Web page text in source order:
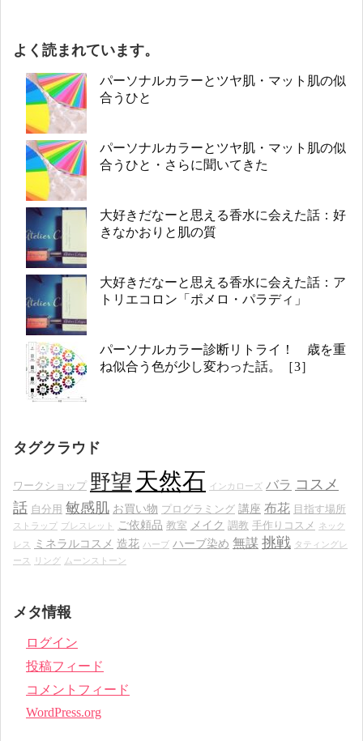
よく読まれています。
パーソナルカラーとツヤ肌・マット肌の似
合うひと
パーソナルカラーとツヤ肌・マット肌の似
合うひと・さらに聞いてきた
大好きだなーと思える香水に会えた話：好
きなかおりと肌の質
大好きだなーと思える香水に会えた話：ア
トリエコロン「ポメロ・パラディ」
パーソナルカラー診断リトライ！ 歳を重
ね似合う色が少し変わった話。［3］
タグクラウド
ワークショップ 野望 天然石 インカローズ バラ コスメ
話 自分用 敏感肌 お買い物 プログラミング 講座 布花 目指す場所
ストラップ ブレスレット ご依頼品 教室 メイク 調教 手作りコスメ ネック
レス ミネラルコスメ 造花 ハーブ ハーブ染め 無謀 挑戦 タティングレ
ース
リング ムーンストーン
メタ情報
ログイン
投稿フィード
コメントフィード
WordPress.org